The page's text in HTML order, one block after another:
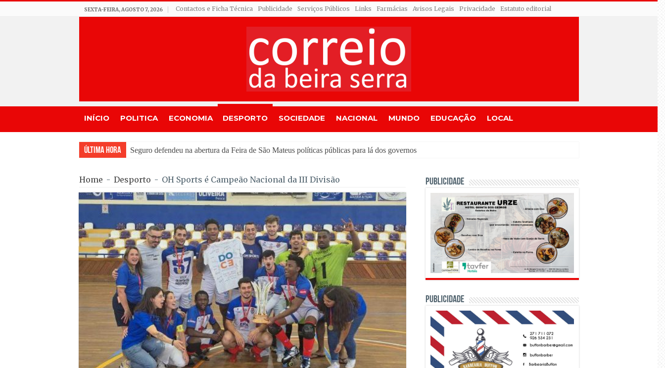
SEXTA-FEIRA, AGOSTO 7, 2026 Contactos e Ficha Técnica Publicidade Serviços Públicos Links Farmácias Avisos Legais Privacidade Estatuto editorial
INÍCIO POLITICA ECONOMIA DESPORTO SOCIEDADE NACIONAL MUNDO EDUCAÇÃO LOCAL
Última Hora Feira Moçárabe faz recuar Lou
Home - Desporto - OH Sports é Campeão Nacional da III Divisão PUBLICIDADE
PUBLICIDADE